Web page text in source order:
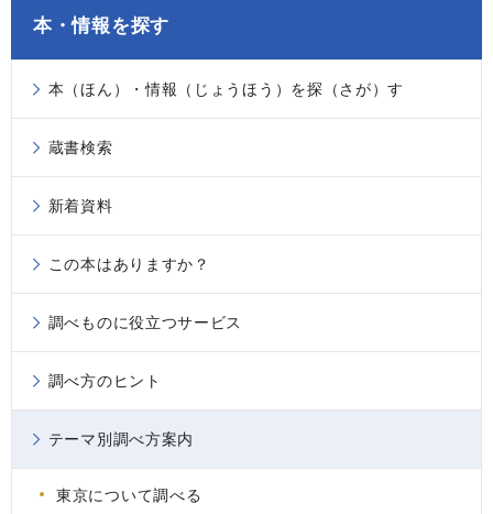
本・情報を探す
本（ほん）・情報（じょうほう）を探（さが）す
蔵書検索
新着資料
この本はありますか？
調べものに役立つサービス
調べ方のヒント
テーマ別調べ方案内
東京について調べる